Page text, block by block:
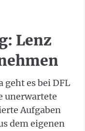
Lenz
geht es bei DFL
unerwartete
Aufgaben
dem eigenen